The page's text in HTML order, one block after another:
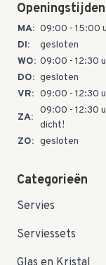
Openingstijden
MA: 09:00 - 15:00
DI:
gesloten
WO: 09:00 - 12:30
DO: gesloten
VR: 09:00 - 12:30
ZA:
09:00 - 12:30
dicht!
ZO: gesloten
Categorieën
Servies
Serviessets